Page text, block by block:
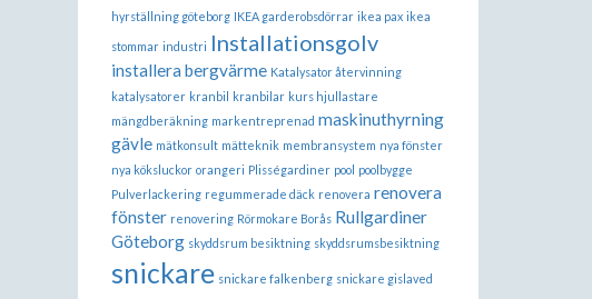
hyrställning göteborg IKEA garderobsdörrar ikea pax ikea
stommar industri Installationsgolv
installera bergvärme Katalysator återvinning
katalysatorer kranbil kranbilar kurs hjullastare
mängdberäkning markentreprenad maskinuthyrning
gävle mätkonsult mätteknik membransystem nya fönster
nya köksluckor orangeri Plisségardiner pool poolbygge
Pulverlackering regummerade däck renovera renovera
fönster renovering Rörmokare Borås Rullgardiner
Göteborg skyddsrum besiktning skyddsrumsbesiktning
snickare snickare falkenberg snickare gislaved